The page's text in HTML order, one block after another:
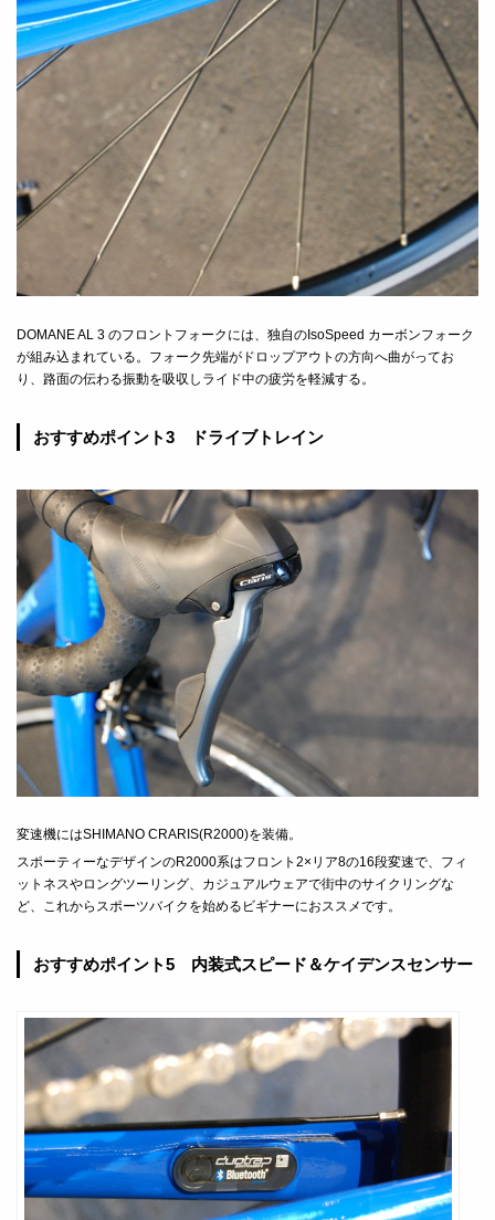
DOMANE AL 3 のフロントフォークには、独自のIsoSpeed カーボンフォーク
が組み込まれている。フォーク先端がドロップアウトの方向へ曲がってお
り、路面の伝わる振動を吸収しライド中の疲労を軽減する。
おすすめポイント3 ドライブトレイン
変速機にはSHIMANO CRARIS(R2000)を装備。
スポーティーなデザインのR2000系はフロント2×リア8の16段変速で、フィ
ットネスやロングツーリング、カジュアルウェアで街中のサイクリングな
ど、これからスポーツバイクを始めるビギナーにおススメです。
おすすめポイント5 内装式スピード＆ケイデンスセンサー